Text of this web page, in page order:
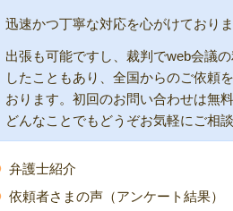
迅速かつ丁寧な対応を心がけておりま
出張も可能ですし、裁判でweb会議
したこともあり、全国からのご依頼
おります。初回のお問い合わせは無料
どんなことでもどうぞお気軽にご相談
弁護士紹介
依頼者さまの声（アンケート結果）